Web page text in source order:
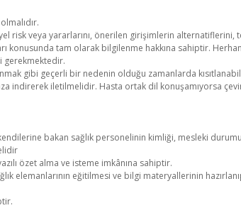
risk veya yararlarını, önerilen girişimlerin alternatiflerini,
konusunda tam olarak bilgilenme hakkına sahiptir.
gerekmektedir.
gibi geçerli bir nedenin olduğu zamanlarda
indirerek iletilmelidir. Hasta ortak dil konuşamıyorsa
bakan sağlık personelinin kimliği, mesleki
özet alma ve isteme imkânına sahiptir.
elemanlarının eğitilmesi ve bilgi materyallerinin